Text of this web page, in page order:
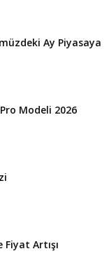
Ay Piyasaya
Modeli 2026
Artışı